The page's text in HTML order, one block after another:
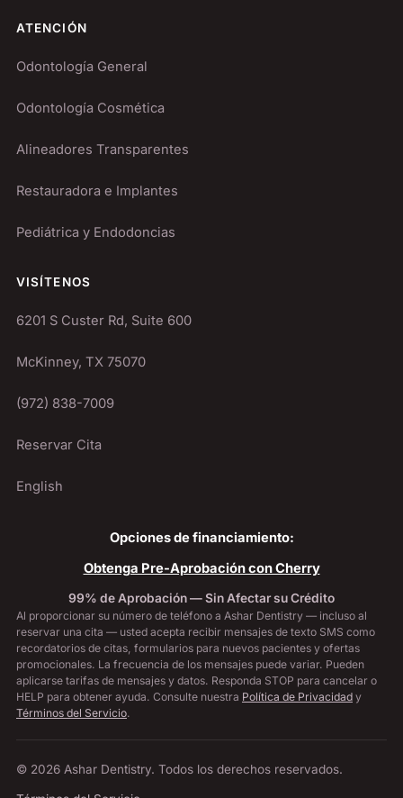
ATENCIÓN
Odontología General
Odontología Cosmética
Alineadores Transparentes
Restauradora e Implantes
Pediátrica y Endodoncias
VISÍTENOS
6201 S Custer Rd, Suite 600
McKinney, TX 75070
(972) 838-7009
Reservar Cita
English
Opciones de financiamiento:
Obtenga Pre-Aprobación con Cherry
99% de Aprobación — Sin Afectar su Crédito
Al proporcionar su número de teléfono a Ashar Dentistry — incluso al
reservar una cita — usted acepta recibir mensajes de texto SMS como
recordatorios de citas, formularios para nuevos pacientes y ofertas
promocionales. La frecuencia de los mensajes puede variar. Pueden
aplicarse tarifas de mensajes y datos. Responda STOP para cancelar o
HELP para obtener ayuda. Consulte nuestra Política de Privacidad y
Términos del Servicio.
© 2026 Ashar Dentistry. Todos los derechos reservados.